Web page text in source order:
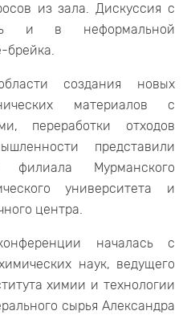
из зала. Дискуссия с
и в неформальной
брейка.
создания новых
материалов с
переработки отходов
представили
филиала Мурманского
университета и
центра.
началась с
наук, ведущего
химии и технологии
сырья Александра